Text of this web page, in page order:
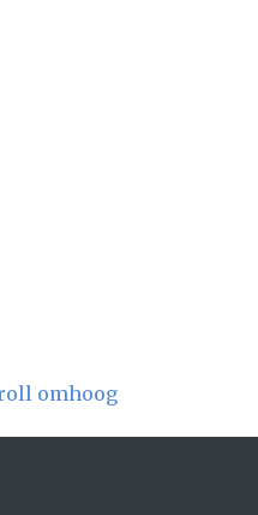
omhoog